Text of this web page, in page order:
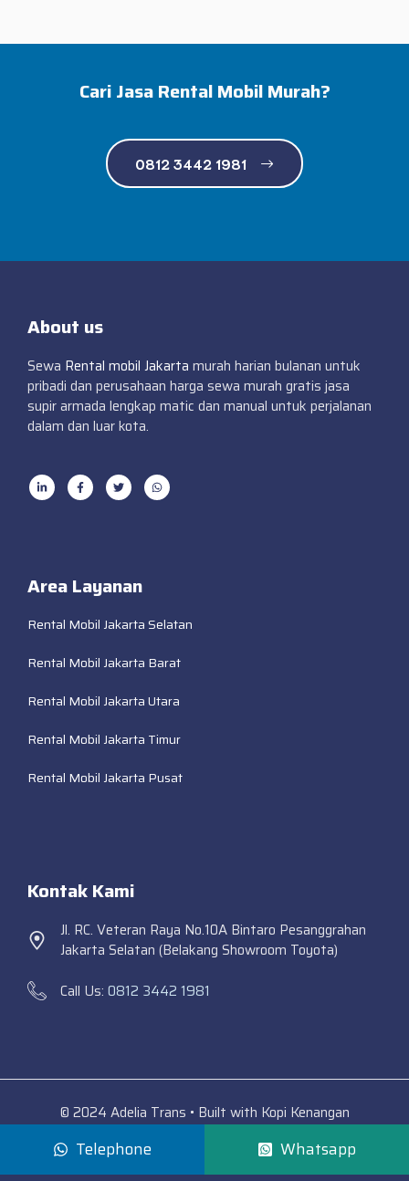
Cari Jasa Rental Mobil Murah?
0812 3442 1981
About us
Sewa Rental mobil Jakarta murah harian bulanan untuk
pribadi dan perusahaan harga sewa murah gratis jasa
supir armada lengkap matic dan manual untuk perjalanan
dalam dan luar kota.
Area Layanan
Rental Mobil Jakarta Selatan
Rental Mobil Jakarta Barat
Rental Mobil Jakarta Utara
Rental Mobil Jakarta Timur
Rental Mobil Jakarta Pusat
Kontak Kami
Jl. RC. Veteran Raya No.10A Bintaro Pesanggrahan
Jakarta Selatan (Belakang Showroom Toyota)
Call Us: 0812 3442 1981
© 2024 Adelia Trans • Built with Kopi Kenangan
Telephone Whatsapp